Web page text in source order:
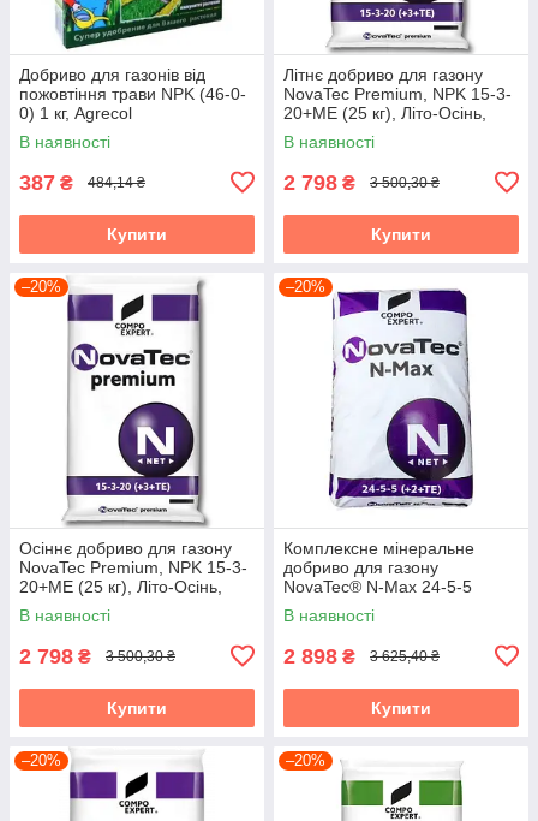
Добриво для газонів від
пожовтіння трави NPK (46-0-
0) 1 кг, Agrecol
В наявності
387 ₴ 484,14 ₴
Купити
Літнє добриво для газону
NovaTec Premium, NPK 15-3-
20+МЕ (25 кг), Літо-Осінь,
COMPO EXPERT, Німеччина
В наявності
2 798 ₴ 3 500,30 ₴
Купити
–20%
Осіннє добриво для газону
NovaTec Premium, NPK 15-3-
20+МЕ (25 кг), Літо-Осінь,
COMPO EXPERT, Німеччина
В наявності
2 798 ₴ 3 500,30 ₴
Купити
–20%
Комплексне мінеральне
добриво для газону
NovaTec® N-Max 24-5-5
(+2+TE) Весна-Старт, 25 кг,
COMPO EXPERT,
В наявності
2 898 ₴ 3 625,40 ₴
Купити
–20% –20%